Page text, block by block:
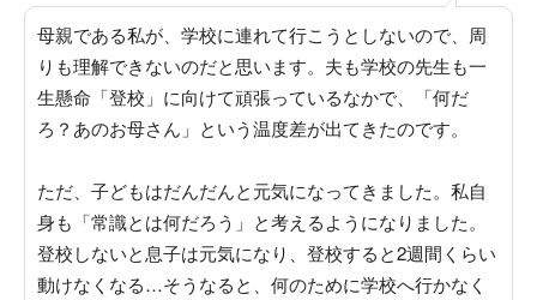
母親である私が、学校に連れて行こうとしないので、周
りも理解できないのだと思います。夫も学校の先生も一
生懸命「登校」に向けて頑張っているなかで、「何だ
ろ？あのお母さん」という温度差が出てきたのです。
ただ、子どもはだんだんと元気になってきました。私自
身も「常識とは何だろう」と考えるようになりました。
登校しないと息子は元気になり、登校すると2週間くらい
動けなくなる…そうなると、何のために学校へ行かなく